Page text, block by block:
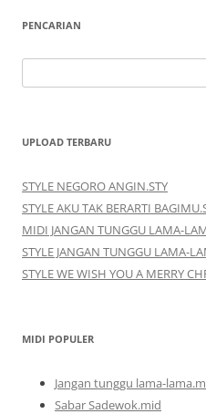
PENCARIAN
untuk:
UPLOAD TERBARU
STYLE NEGORO ANGIN.STY
STYLE AKU TAK BERARTI
MIDI JANGAN TUNGGU LAMA-
STYLE JANGAN TUNGGU LAMA-
STYLE WE WISH YOU A MERRY
MIDI POPULER
Jangan tunggu lama-
Sabar Sadewok.mid